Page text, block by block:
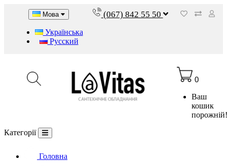
Мова
Українська
Русский
(067) 842 55 50
0
Ваш
кошик
Категорії
Головна